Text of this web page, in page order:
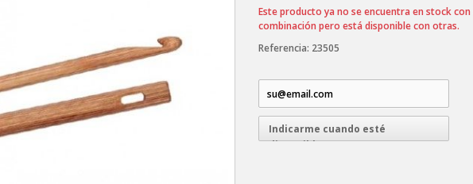
Este producto ya no se encuentra en stock con
combinación pero está disponible con otras.
Referencia: 23505
Indicarme cuando esté
disponible